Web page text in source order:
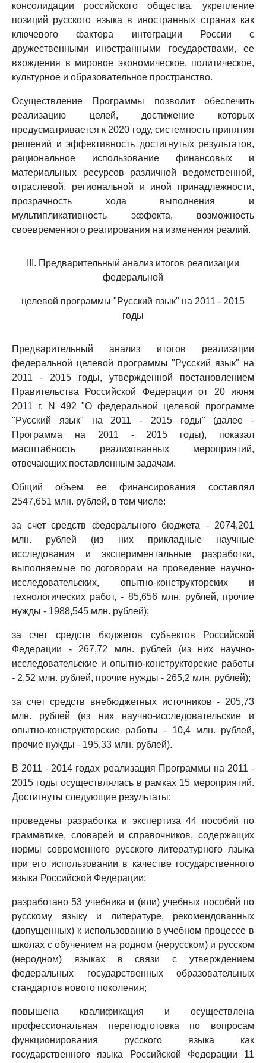
консолидации российского общества, укрепление
позиций русского языка в иностранных странах как
ключевого фактора интеграции России с
дружественными иностранными государствами, ее
вхождения в мировое экономическое, политическое,
культурное и образовательное пространство.
Осуществление Программы позволит обеспечить
реализацию целей, достижение которых
предусматривается к 2020 году, системность принятия
решений и эффективность достигнутых результатов,
рациональное использование финансовых и
материальных ресурсов различной ведомственной,
отраслевой, региональной и иной принадлежности,
прозрачность хода выполнения и
мультипликативность эффекта, возможность
своевременного реагирования на изменения реалий.
III. Предварительный анализ итогов реализации
федеральной
целевой программы "Русский язык" на 2011 - 2015
годы
Предварительный анализ итогов реализации
федеральной целевой программы "Русский язык" на
2011 - 2015 годы, утвержденной постановлением
Правительства Российской Федерации от 20 июня
2011 г. N 492 "О федеральной целевой программе
"Русский язык" на 2011 - 2015 годы" (далее -
Программа на 2011 - 2015 годы), показал
масштабность реализованных мероприятий,
отвечающих поставленным задачам.
Общий объем ее финансирования составлял
2547,651 млн. рублей, в том числе:
за счет средств федерального бюджета - 2074,201
млн. рублей (из них прикладные научные
исследования и экспериментальные разработки,
выполняемые по договорам на проведение научно-
исследовательских, опытно-конструкторских и
технологических работ, - 85,656 млн. рублей, прочие
нужды - 1988,545 млн. рублей);
за счет средств бюджетов субъектов Российской
Федерации - 267,72 млн. рублей (из них научно-
исследовательские и опытно-конструкторские работы
- 2,52 млн. рублей, прочие нужды - 265,2 млн. рублей);
за счет средств внебюджетных источников - 205,73
млн. рублей (из них научно-исследовательские и
опытно-конструкторские работы - 10,4 млн. рублей,
прочие нужды - 195,33 млн. рублей).
В 2011 - 2014 годах реализация Программы на 2011 -
2015 годы осуществлялась в рамках 15 мероприятий.
Достигнуты следующие результаты:
проведены разработка и экспертиза 44 пособий по
грамматике, словарей и справочников, содержащих
нормы современного русского литературного языка
при его использовании в качестве государственного
языка Российской Федерации;
разработано 53 учебника и (или) учебных пособий по
русскому языку и литературе, рекомендованных
(допущенных) к использованию в учебном процессе в
школах с обучением на родном (нерусском) и русском
(неродном) языках в связи с утверждением
федеральных государственных образовательных
стандартов нового поколения;
повышена квалификация и осуществлена
профессиональная переподготовка по вопросам
функционирования русского языка как
государственного языка Российской Федерации 11